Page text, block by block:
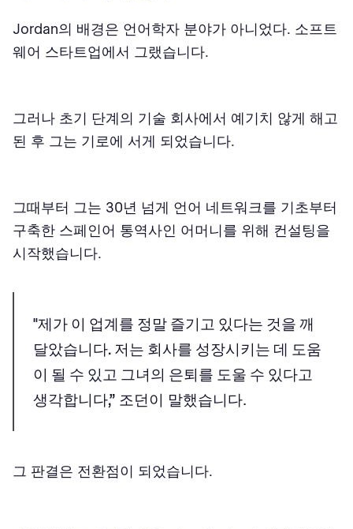
Jordan의 배경은 언어학자 분야가 아니었다. 소프트
웨어 스타트업에서 그랬습니다.
그러나 초기 단계의 기술 회사에서 예기치 않게 해고
된 후 그는 기로에 서게 되었습니다.
그때부터 그는 30년 넘게 언어 네트워크를 기초부터
구축한 스페인어 통역사인 어머니를 위해 컨설팅을
시작했습니다.
"제가 이 업계를 정말 즐기고 있다는 것을 깨
달았습니다. 저는 회사를 성장시키는 데 도움
이 될 수 있고 그녀의 은퇴를 도울 수 있다고
생각합니다,” 조던이 말했습니다.
그 판결은 전환점이 되었습니다.